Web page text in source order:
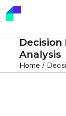
Analysis
Home